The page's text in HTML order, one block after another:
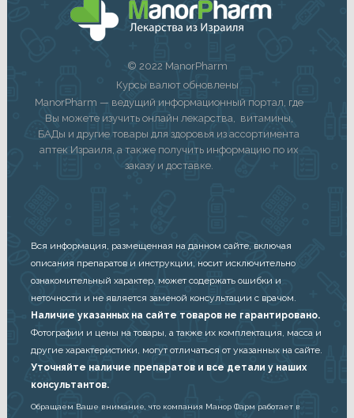
© 2022 ManorPharm
Курсы валют обновлены
ManorPharm — ведущий информационный портал, где
Вы можете изучить онлайн лекарства, витамины,
БАДы и другие товары для здоровья из ассортимента
аптек Израиля, а также получить информацию по их
заказу и доставке.
Вся информация, размещенная на данном сайте, включая
описания препаратов и инструкции, носит исключительно
ознакомительный характер, может содержать ошибки и
неточности и не является заменой консультации с врачом.
Наличие указанных на сайте товаров не гарантировано.
Фотографии и цены на товары, а также их комплектация, масса и
другие характеристики, могут отличаться от указанных на сайте.
Уточняйте наличие препаратов и все детали у наших
консультантов.
Обращаем Ваше внимание, что компания Манор Фарм работает в